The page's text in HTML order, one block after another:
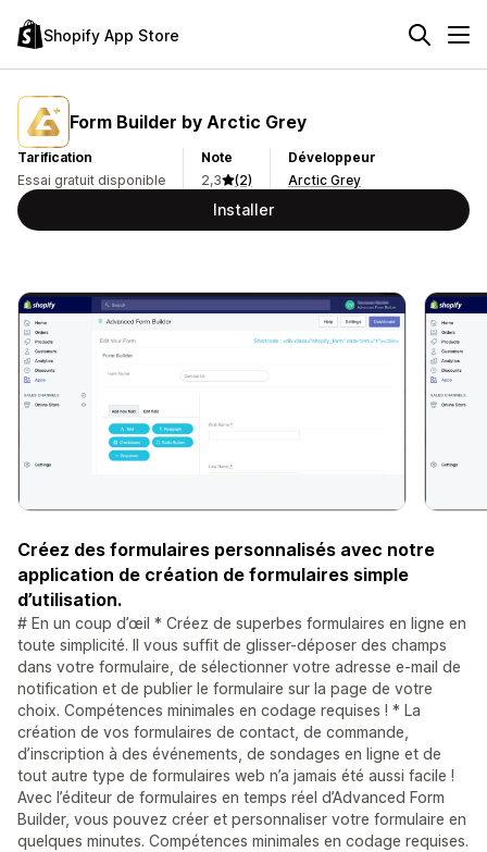
Shopify App Store
Form Builder by Arctic Grey
Tarification
Essai gratuit disponible
Note
2,3
(2)
Développeur
Arctic Grey
Installer
Créez des formulaires personnalisés avec notre
application de création de formulaires simple
d’utilisation.
# En un coup d’œil * Créez de superbes formulaires en ligne en
toute simplicité. Il vous suffit de glisser-déposer des champs
dans votre formulaire, de sélectionner votre adresse e-mail de
notification et de publier le formulaire sur la page de votre
choix. Compétences minimales en codage requises ! * La
création de vos formulaires de contact, de commande,
d’inscription à des événements, de sondages en ligne et de
tout autre type de formulaires web n’a jamais été aussi facile !
Avec l’éditeur de formulaires en temps réel d’Advanced Form
Builder, vous pouvez créer et personnaliser votre formulaire en
quelques minutes. Compétences minimales en codage requises.